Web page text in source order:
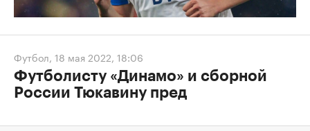
Футбол, 18 мая 2022, 18:06
Футболисту «Динамо» и сборной
России Тюкавину пред